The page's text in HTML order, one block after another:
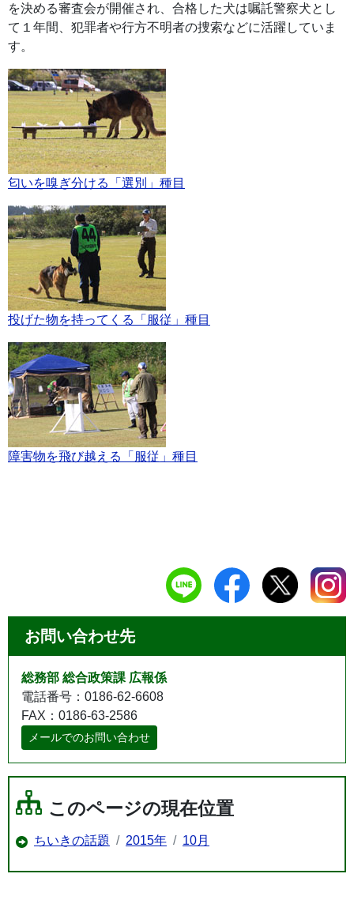
を決める審査会が開催され、合格した犬は嘱託警察犬とし
て１年間、犯罪者や行方不明者の捜索などに活躍していま
す。
匂いを嗅ぎ分ける「選別」種目
投げた物を持ってくる「服従」種目
障害物を飛び越える「服従」種目
お問い合わせ先
総務部 総合政策課 広報係
電話番号：0186-62-6608
FAX：0186-63-2586
メールでのお問い合わせ
このページの現在位置
ちいきの話題 2015年 10月